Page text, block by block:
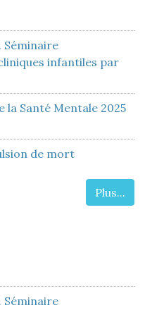
Séminaire
infantiles par
la Santé Mentale 2025
de mort
Plus...
Séminaire